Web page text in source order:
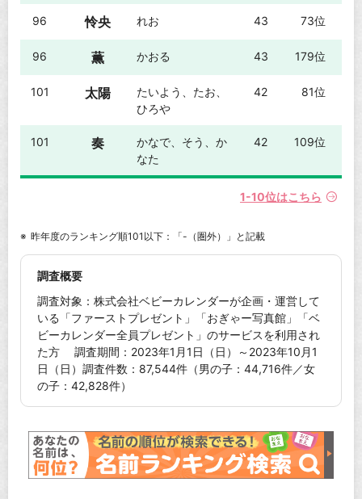
96 怜央 れお 43 73位
96 薫 かおる 43 179位
101 太陽
たいよう、たお、
ひろや
42 81位
101 奏
かなで、そう、か
なた
42 109位
1-10位はこちら
昨年度のランキング順101以下：「-（圏外）」と記載
調査概要
調査対象：株式会社ベビーカレンダーが企画・運営して
いる「ファーストプレゼント」「おぎゃー写真館」「ベ
ビーカレンダー全員プレゼント」のサービスを利用され
た方 調査期間：2023年1月1日（日）～2023年10月1
日（日）調査件数：87,544件（男の子：44,716件／女
の子：42,828件）